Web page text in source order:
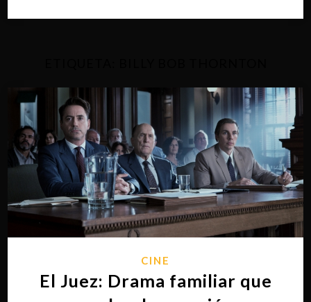
CINE
El Juez: Drama familiar que